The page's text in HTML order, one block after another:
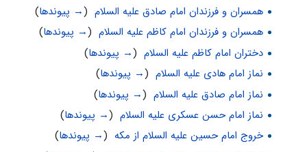
همسران و فرزندان امام صادق علیه السلام‏
(→ پیوندها)
همسران و فرزندان امام کاظم علیه السلام‏
(→ پیوندها)
دختران امام کاظم علیه السلام‏
(→ پیوندها)
نماز امام هادی علیه السلام‏
(→ پیوندها)
نماز امام صادق علیه السلام‏
(→ پیوندها)
نماز امام حسن عسکری علیه السلام‏
(→ پیوندها)
خروج امام حسین علیه السلام از مکه‏
(→ پیوندها)